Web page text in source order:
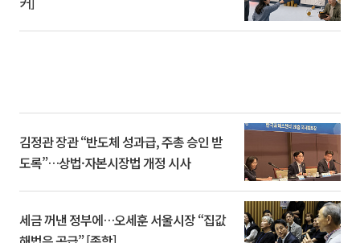
김정관 장관 “반도체 성과급, 주총 승인 받
도록”…상법·자본시장법 개정 시사
세금 꺼낸 정부에…오세훈 서울시장 “집값